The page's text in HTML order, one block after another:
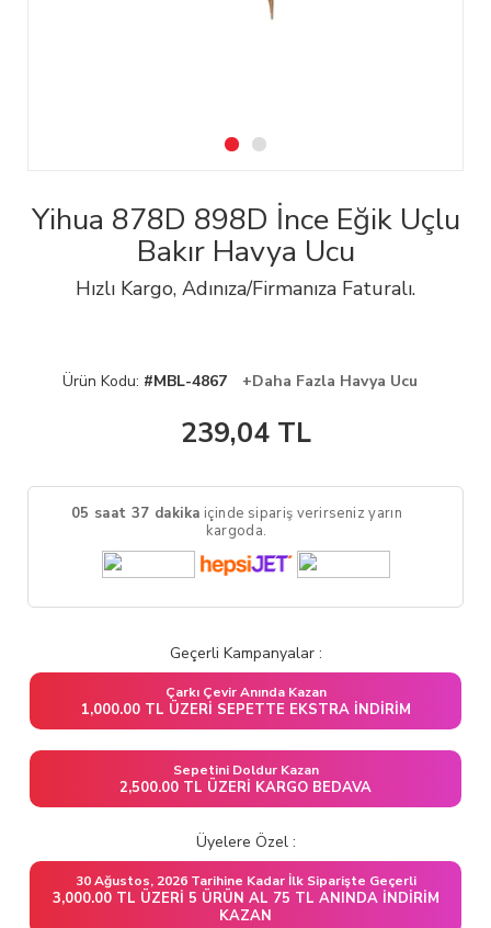
Yihua 878D 898D İnce Eğik Uçlu
Bakır Havya Ucu
Hızlı Kargo, Adınıza/Firmanıza Faturalı.
Ürün Kodu: #MBL-4867 +Daha Fazla Havya Ucu
239,04TL
05 saat 37 dakika içinde sipariş verirseniz yarın
kargoda.
Geçerli Kampanyalar :
Çarkı Çevir Anında Kazan
1,000.00 TL ÜZERI SEPETTE EKSTRA İNDIRIM
Sepetini Doldur Kazan
2,500.00 TL ÜZERI KARGO BEDAVA
Üyelere Özel :
30 Ağustos, 2026 Tarihine Kadar İlk Siparişte Geçerli
3,000.00 TL ÜZERI 5 ÜRÜN AL 75 TL ANINDA İNDIRIM
KAZAN